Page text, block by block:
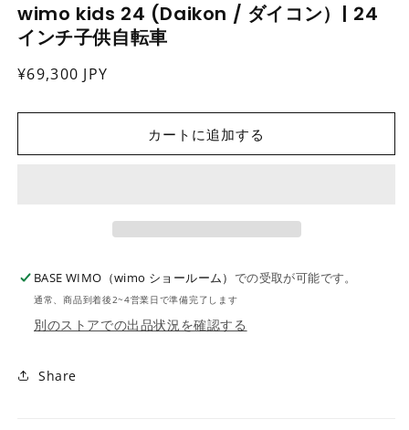
で
メ
デ
ィ
ア
を
wimo kids 24 (Daikon / ダイコン）| 24
インチ子供自転車
通
価
¥69,300 JPY
カートに追加する
BASE WIMO（wimo ショールーム） での受取が可能です。
通常、商品到着後2~4営業日で準備完了します
別のストアでの出品状況を確認する
Share